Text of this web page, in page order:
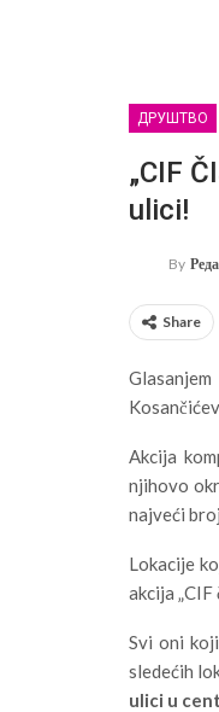
ДРУШТВО
„CIF
ulici!
By
Share
Akcija
njihovo
najveći
Lokacije
akcija
Svi oni
sledećih
ulici u